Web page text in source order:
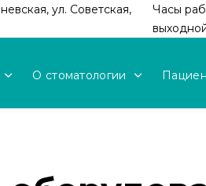
ул. Советская,
Часы
О стоматологии